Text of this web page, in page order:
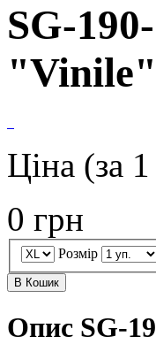
SG-
"Vinile"
Ціна (за
0 грн
Розмір
В Кошик
Опис SG-